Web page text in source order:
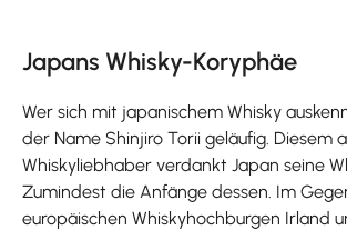
Japans Whisky-Koryphäe
Wer sich mit japanischem Whisky
der Name Shinjiro Torii geläufig. Diesem
Whiskyliebhaber verdankt Japan seine
Zumindest die Anfänge dessen. Im
europäischen Whiskyhochburgen Irland